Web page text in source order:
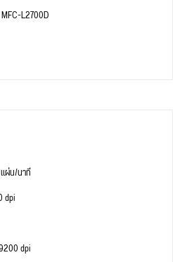
MFC-L2700D
ผ่น/นาที
dpi
dpi